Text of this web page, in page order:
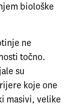
biološke
ne
točno.
su
koje one
masivi, velike